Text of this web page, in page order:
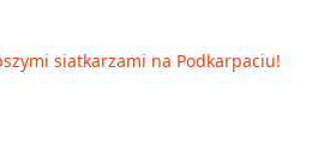
siatkarzami na Podkarpaciu!